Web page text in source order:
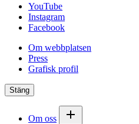
YouTube
Instagram
Facebook
Om webbplatsen
Press
Grafisk profil
Stäng
Om oss